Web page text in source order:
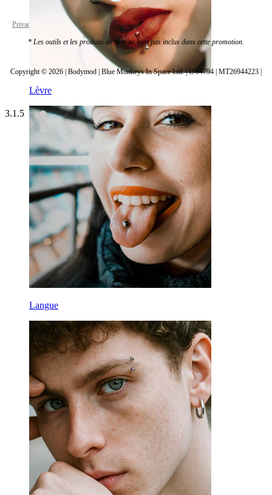
Lèvre
Langue
Privacy policy Cookie settings
* Les outils et les produits de soin ne sont pas inclus dans cette promotion.
Copyright © 2026 | Bodymod | Blue Monkeys In Space Ltd. | C 94794 | MT26944223 |
3.1.5